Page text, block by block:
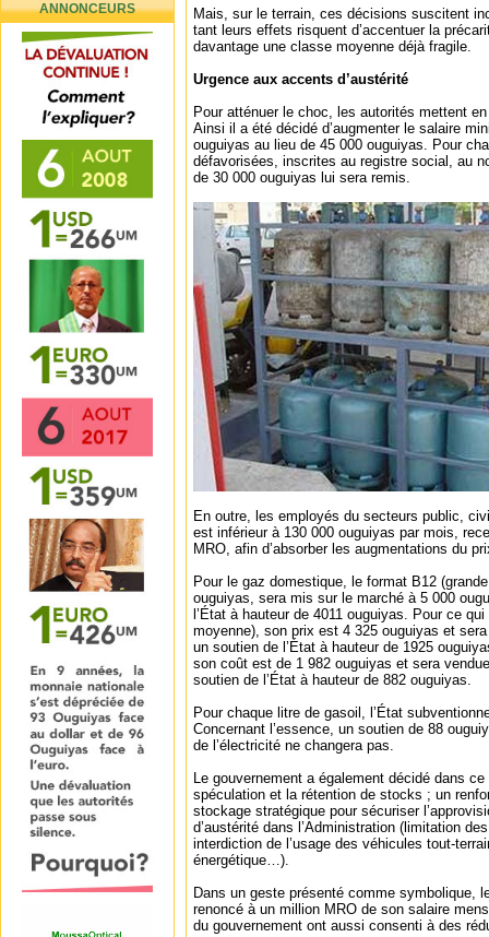
ANNONCEURS
Mais, sur le terrain, ces décisions suscitent
tant leurs effets risquent d’accentuer la
davantage une classe moyenne déjà fragile.
Urgence aux accents d’austérité
Pour atténuer le choc, les autorités mettent
Ainsi il a été décidé d’augmenter le salaire
ouguiyas au lieu de 45 000 ouguiyas. Pour
défavorisées, inscrites au registre social, au
de 30 000 ouguiyas lui sera remis.
En outre, les employés du secteurs public,
est inférieur à 130 000 ouguiyas par mois,
MRO, afin d’absorber les augmentations du
Pour le gaz domestique, le format B12
ouguiyas, sera mis sur le marché à 5 000
l’État à hauteur de 4011 ouguiyas. Pour ce
moyenne), son prix est 4 325 ouguiyas et
un soutien de l’État à hauteur de 1925
son coût est de 1 982 ouguiyas et sera
soutien de l’État à hauteur de 882 ouguiyas.
Pour chaque litre de gasoil, l’État
Concernant l’essence, un soutien de 88
de l’électricité ne changera pas.
Le gouvernement a également décidé dans
spéculation et la rétention de stocks ; un
stockage stratégique pour sécuriser
d’austérité dans l’Administration (limitation
interdiction de l’usage des véhicules tout-
énergétique…).
Dans un geste présenté comme symbolique,
renoncé à un million MRO de son salaire
du gouvernement ont aussi consenti à des